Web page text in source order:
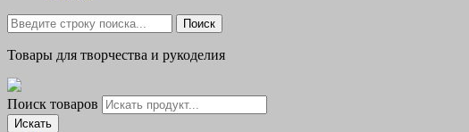
Поиск
Товары для творчества и рукоделия
Поиск товаров
Искать